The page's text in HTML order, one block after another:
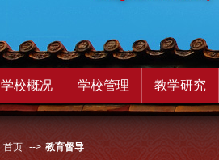
学校概况 学校管理 教学研究
首页 --> 教育督导